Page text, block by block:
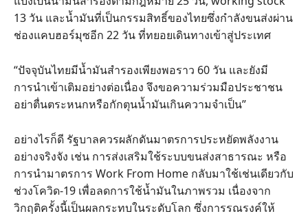
13 วัน และน้ำมันที่เป็นกรรมสิทธิ์ของไทยซึ่งกำลังขนส่งผ่าน
ช่องแคบฮอร์มุซอีก 22 วัน ที่ทยอยเดินทางเข้าสู่ประเทศ
“ปัจจุบันไทยมีน้ำมันสำรองเพียงพอราว 60 วัน และยังมี
การนำเข้าเติมอย่างต่อเนื่อง จึงขอความร่วมมือประชาชน
อย่าตื่นตระหนกหรือกักตุนน้ำมันเกินความจำเป็น”
อย่างไรก็ดี รัฐบาลควรผลักดันมาตรการประหยัดพลังงาน
อย่างจริงจัง เช่น การส่งเสริมใช้ระบบขนส่งสาธารณะ หรือ
การนำมาตรการ Work From Home กลับมาใช้เช่นเดียวกับ
ช่วงโควิด-19 เพื่อลดการใช้น้ำมันในภาพรวม เนื่องจาก
วิกฤติครั้งนี้เป็นผลกระทบในระดับโลก ซึ่งการรณรงค์ให้